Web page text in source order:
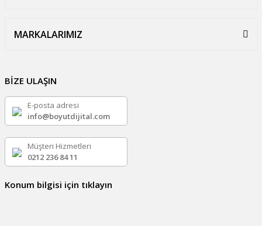
MARKALARIMIZ
BİZE ULAŞIN
E-posta adresi
info@boyutdijital.com
Müşteri Hizmetleri
0212 236 84 11
Konum bilgisi için tıklayın